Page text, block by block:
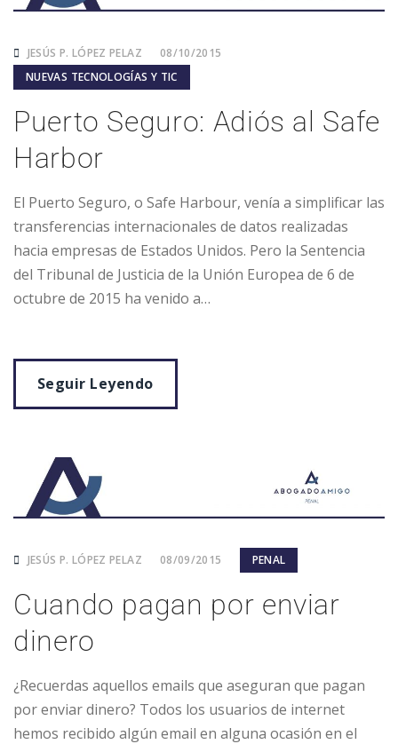
JESÚS P. LÓPEZ PELAZ
08/10/2015
NUEVAS TECNOLOGÍAS Y TIC
Puerto Seguro: Adiós al Safe
Harbor
El Puerto Seguro, o Safe Harbour, venía a simplificar las
transferencias internacionales de datos realizadas
hacia empresas de Estados Unidos. Pero la Sentencia
del Tribunal de Justicia de la Unión Europea de 6 de
octubre de 2015 ha venido a…
Seguir Leyendo
JESÚS P. LÓPEZ PELAZ 08/09/2015 PENAL
Cuando pagan por enviar
dinero
¿Recuerdas aquellos emails que aseguran que pagan
por enviar dinero? Todos los usuarios de internet
hemos recibido algún email en alguna ocasión en el